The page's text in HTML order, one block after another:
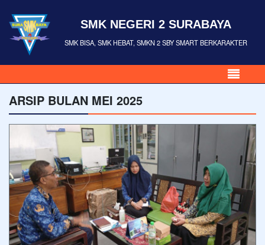
SMK NEGERI 2 SURABAYA
SMK BISA, SMK HEBAT, SMKN 2 SBY SMART BERKARAKTER
ARSIP BULAN MEI 2025